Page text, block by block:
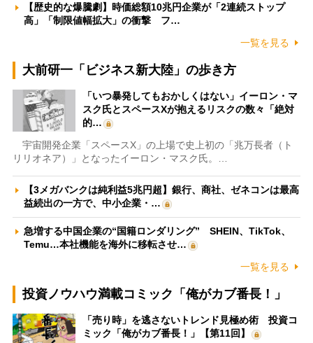
【歴史的な爆騰劇】時価総額10兆円企業が「2連続ストップ
高」「制限値幅拡大」の衝撃 フ…
一覧を見る
大前研一「ビジネス新大陸」の歩き方
「いつ暴発してもおかしくはない」イーロン・マ
スク氏とスペースXが抱えるリスクの数々「絶対
的…
宇宙開発企業「スペースX」の上場で史上初の「兆万長者（ト
リリオネア）」となったイーロン・マスク氏。…
【3メガバンクは純利益5兆円超】銀行、商社、ゼネコンは最高
益続出の一方で、中小企業・…
急増する中国企業の“国籍ロンダリング” SHEIN、TikTok、
Temu…本社機能を海外に移転させ…
一覧を見る
投資ノウハウ満載コミック「俺がカブ番長！」
「売り時」を逃さないトレンド見極め術 投資コ
ミック「俺がカブ番長！」【第11回】